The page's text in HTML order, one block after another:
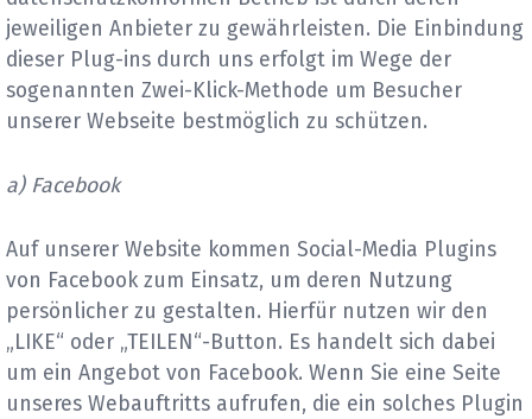
jeweiligen Anbieter zu gewährleisten. Die Einbindung
dieser Plug-ins durch uns erfolgt im Wege der
sogenannten Zwei-Klick-Methode um Besucher
unserer Webseite bestmöglich zu schützen.
a) Facebook
Auf unserer Website kommen Social-Media Plugins
von Facebook zum Einsatz, um deren Nutzung
persönlicher zu gestalten. Hierfür nutzen wir den
„LIKE“ oder „TEILEN“-Button. Es handelt sich dabei
um ein Angebot von Facebook. Wenn Sie eine Seite
unseres Webauftritts aufrufen, die ein solches Plugin